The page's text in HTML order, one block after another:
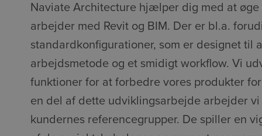
Naviate Architecture hjælper dig med at
arbejder med Revit og BIM. Der er bl.a.
standardkonfigurationer, som er designet til
arbejdsmetode og et smidigt workflow. Vi
funktioner for at forbedre vores produkter
en del af dette udviklingsarbejde arbejder
kundernes referencegrupper. De spiller en